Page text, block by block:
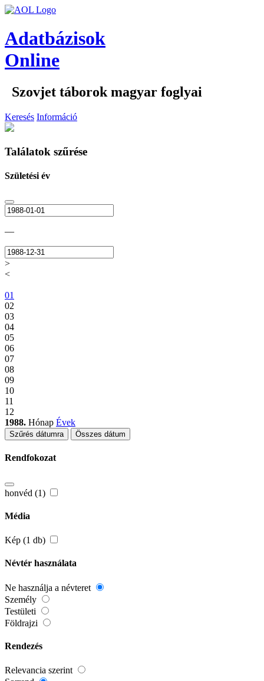
Adatbázisok
Online
Szovjet táborok magyar foglyai
Keresés Információ
Találatok szűrése
Születési év
—
>
<
01
02
03
04
05
06
07
08
09
10
11
12
1988. Hónap Évek
Szűrés dátumra Összes dátum
Rendfokozat
honvéd (1)
Média
Kép (1 db)
Névtér használata
Ne használja a névteret
Személy
Testületi
Földrajzi
Rendezés
Relevancia szerint